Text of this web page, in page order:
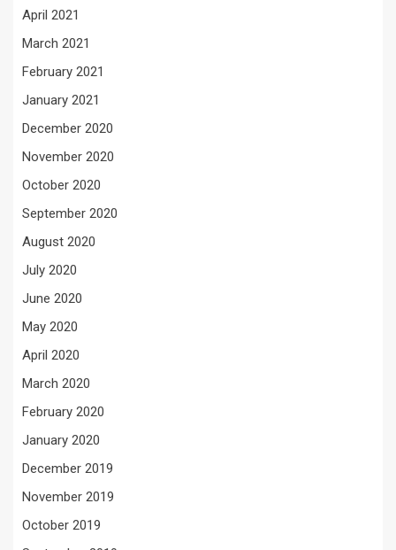
April 2021
March 2021
February 2021
January 2021
December 2020
November 2020
October 2020
September 2020
August 2020
July 2020
June 2020
May 2020
April 2020
March 2020
February 2020
January 2020
December 2019
November 2019
October 2019